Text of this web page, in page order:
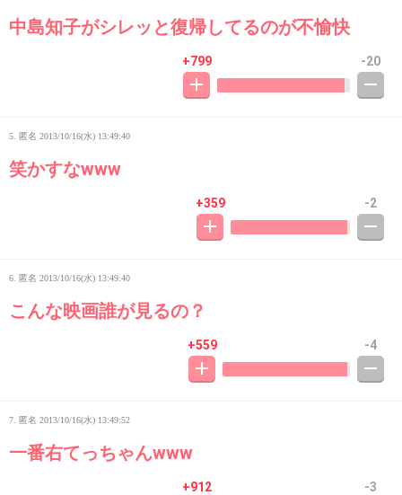
中島知子がシレッと復帰してるのが不愉快
+799 -20
5. 匿名 2013/10/16(水) 13:49:40
笑かすなwww
+359 -2
6. 匿名 2013/10/16(水) 13:49:40
こんな映画誰が見るの？
+559 -4
7. 匿名 2013/10/16(水) 13:49:52
一番右てっちゃんwww
+912 -3